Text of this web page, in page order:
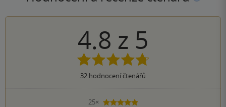
4.8 z 5
32 hodnocení čtenářů
25×
5 hvězdiček